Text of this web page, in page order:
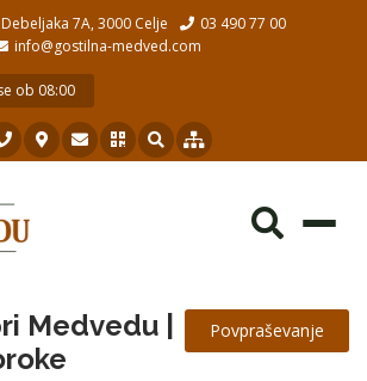
7A, 3000 Celje
03 490 77 00
info@gostilna-medved.com
ob 08:00
Povpraševanje
Medvedu |